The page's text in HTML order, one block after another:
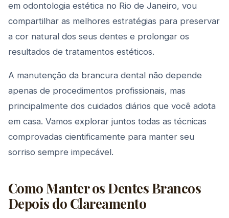
em odontologia estética no Rio de Janeiro, vou
compartilhar as melhores estratégias para preservar
a cor natural dos seus dentes e prolongar os
resultados de tratamentos estéticos.
A manutenção da brancura dental não depende
apenas de procedimentos profissionais, mas
principalmente dos cuidados diários que você adota
em casa. Vamos explorar juntos todas as técnicas
comprovadas cientificamente para manter seu
sorriso sempre impecável.
Como Manter os Dentes Brancos
Depois do Clareamento